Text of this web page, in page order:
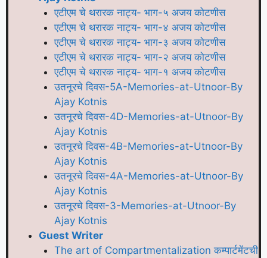
एटीएम चे थरारक नाट्य- भाग-५ अजय कोटणीस
एटीएम चे थरारक नाट्य- भाग-४ अजय कोटणीस
एटीएम चे थरारक नाट्य- भाग-३ अजय कोटणीस
एटीएम चे थरारक नाट्य- भाग-२ अजय कोटणीस
एटीएम चे थरारक नाट्य- भाग-१ अजय कोटणीस
उतनूरचे दिवस-5A-Memories-at-Utnoor-By
Ajay Kotnis
उतनूरचे दिवस-4D-Memories-at-Utnoor-By
Ajay Kotnis
उतनूरचे दिवस-4B-Memories-at-Utnoor-By
Ajay Kotnis
उतनूरचे दिवस-4A-Memories-at-Utnoor-By
Ajay Kotnis
उतनूरचे दिवस-3-Memories-at-Utnoor-By
Ajay Kotnis
Guest Writer
The art of Compartmentalization कम्पार्टमेंटची